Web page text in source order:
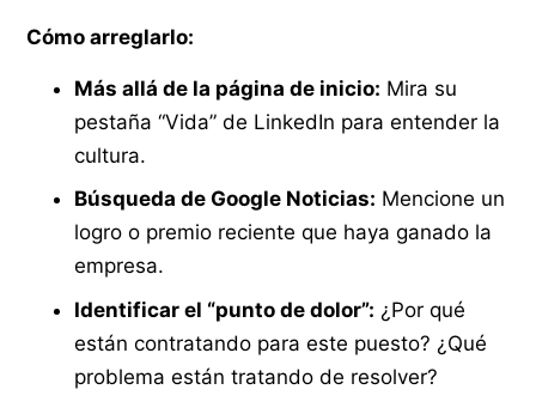
Cómo arreglarlo:
Más allá de la página de inicio: Mira su
pestaña “Vida” de LinkedIn para entender la
cultura.
Búsqueda de Google Noticias: Mencione un
logro o premio reciente que haya ganado la
empresa.
Identificar el “punto de dolor”: ¿Por qué
están contratando para este puesto? ¿Qué
problema están tratando de resolver?